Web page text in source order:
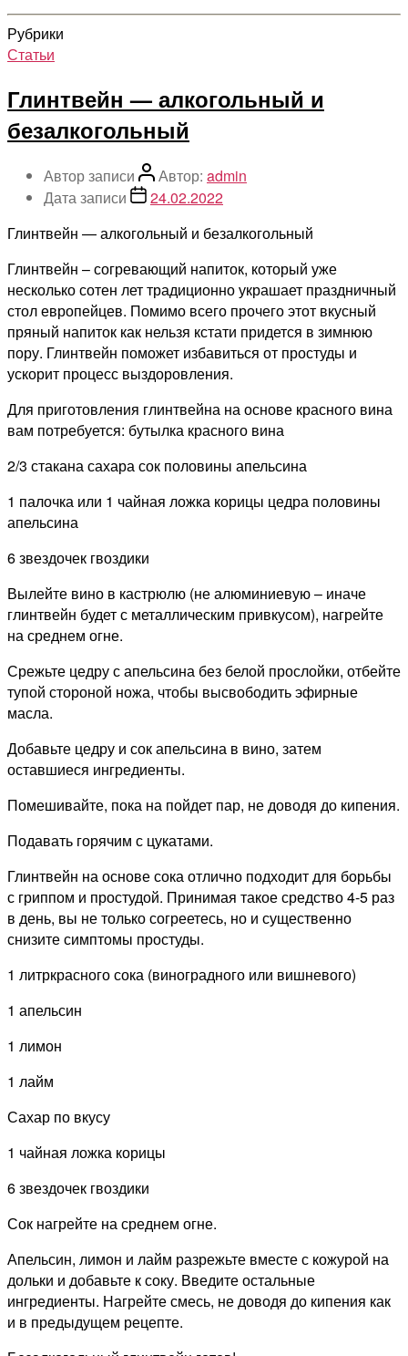
Рубрики
Статьи
Глинтвейн — алкогольный и
безалкогольный
Автор записи Автор: admin
Дата записи
24.02.2022
Глинтвейн — алкогольный и безалкогольный
Глинтвейн – согревающий напиток, который уже
несколько сотен лет традиционно украшает праздничный
стол европейцев. Помимо всего прочего этот вкусный
пряный напиток как нельзя кстати придется в зимнюю
пору. Глинтвейн поможет избавиться от простуды и
ускорит процесс выздоровления.
Для приготовления глинтвейна на основе красного вина
вам потребуется: бутылка красного вина
2/3 стакана сахара сок половины апельсина
1 палочка или 1 чайная ложка корицы цедра половины
апельсина
6 звездочек гвоздики
Вылейте вино в кастрюлю (не алюминиевую – иначе
глинтвейн будет с металлическим привкусом), нагрейте
на среднем огне.
Срежьте цедру с апельсина без белой прослойки, отбейте
тупой стороной ножа, чтобы высвободить эфирные
масла.
Добавьте цедру и сок апельсина в вино, затем
оставшиеся ингредиенты.
Помешивайте, пока на пойдет пар, не доводя до кипения.
Подавать горячим с цукатами.
Глинтвейн на основе сока отлично подходит для борьбы
с гриппом и простудой. Принимая такое средство 4-5 раз
в день, вы не только согреетесь, но и существенно
снизите симптомы простуды.
1 литркрасного сока (виноградного или вишневого)
1 апельсин
1 лимон
1 лайм
Сахар по вкусу
1 чайная ложка корицы
6 звездочек гвоздики
Сок нагрейте на среднем огне.
Апельсин, лимон и лайм разрежьте вместе с кожурой на
дольки и добавьте к соку. Введите остальные
ингредиенты. Нагрейте смесь, не доводя до кипения как
и в предыдущем рецепте.